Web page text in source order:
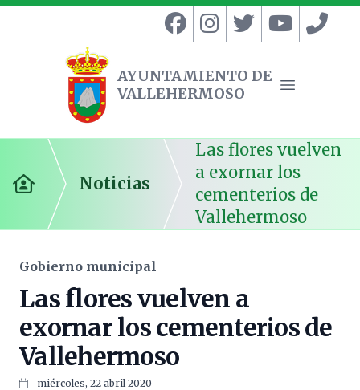
Ayuntamiento de Vallehermoso
AYUNTAMIENTO DE
VALLEHERMOSO
Abrir
Inicio Noticias
Las flores vuelven
a exornar los
cementerios de
Vallehermoso
Gobierno municipal
Las flores vuelven a
exornar los cementerios de
Vallehermoso
miércoles, 22 abril 2020